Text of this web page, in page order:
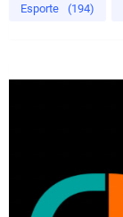
Esporte (194)